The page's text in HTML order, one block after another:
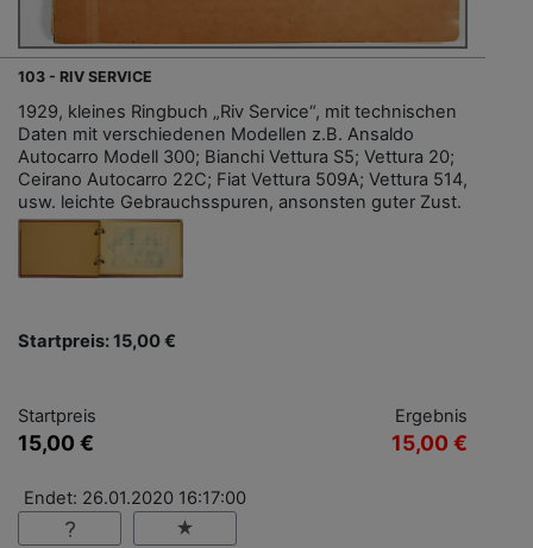
103 - RIV SERVICE
1929, kleines Ringbuch „Riv Service“, mit technischen
Daten mit verschiedenen Modellen z.B. Ansaldo
Autocarro Modell 300; Bianchi Vettura S5; Vettura 20;
Ceirano Autocarro 22C; Fiat Vettura 509A; Vettura 514,
usw. leichte Gebrauchsspuren, ansonsten guter Zust.
Startpreis: 15,00 €
Startpreis
15,00 €
Ergebnis
15,00 €
Endet: 26.01.2020 16:17:00